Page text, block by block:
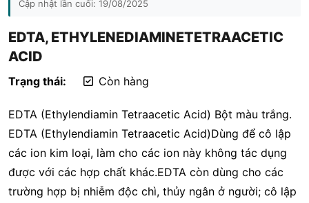
Cập nhật lần cuối: 19/08/2025
EDTA, ETHYLENEDIAMINETETRAACETIC
ACID
Trạng thái: Còn hàng
EDTA (Ethylendiamin Tetraacetic Acid) Bột màu trắng.
EDTA (Ethylendiamin Tetraacetic Acid)Dùng để cô lập
các ion kim loại, làm cho các ion này không tác dụng
được với các hợp chất khác.EDTA còn dùng cho các
trường hợp bị nhiễm độc chì, thủy ngân ở người; cô lập